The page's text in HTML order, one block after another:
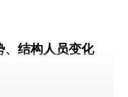
、结构人员变化